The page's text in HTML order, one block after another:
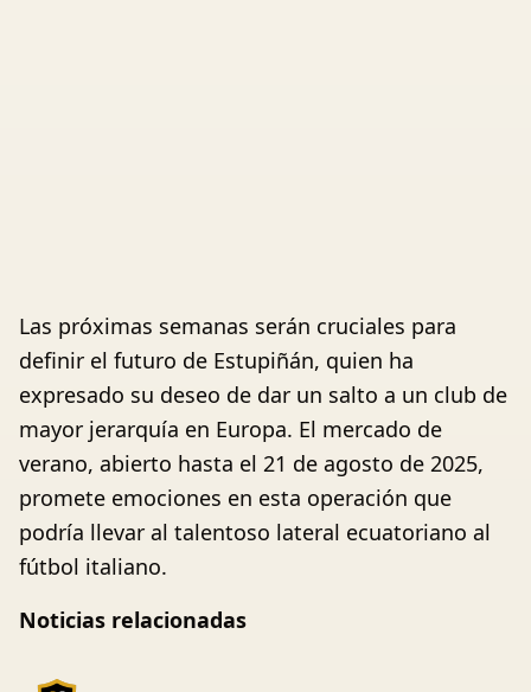
Las próximas semanas serán cruciales para
definir el futuro de Estupiñán, quien ha
expresado su deseo de dar un salto a un club de
mayor jerarquía en Europa. El mercado de
verano, abierto hasta el 21 de agosto de 2025,
promete emociones en esta operación que
podría llevar al talentoso lateral ecuatoriano al
fútbol italiano.
Noticias relacionadas